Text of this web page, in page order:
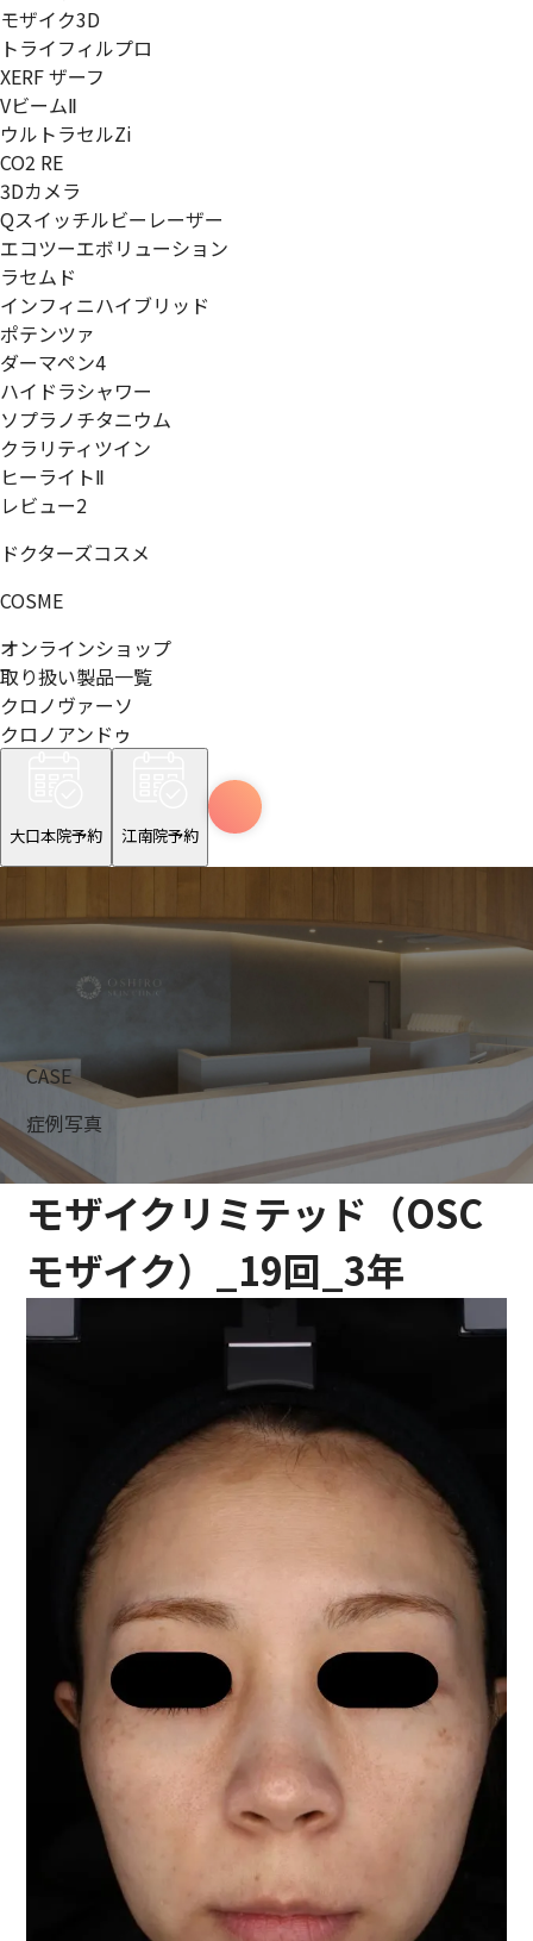
モザイク3D
トライフィルプロ
XERF ザーフ
VビームⅡ
ウルトラセルZi
CO2 RE
3Dカメラ
Qスイッチルビーレーザー
エコツーエボリューション
ラセムド
インフィニハイブリッド
ポテンツァ
ダーマペン4
ハイドラシャワー
ソプラノチタニウム
クラリティツイン
ヒーライトⅡ
レビュー2
ドクターズコスメ
COSME
オンラインショップ
取り扱い製品一覧
クロノヴァーソ
クロノアンドゥ
大口本院予約 江南院予約
CASE
症例写真
モザイクリミテッド（OSC
モザイク）_19回_3年